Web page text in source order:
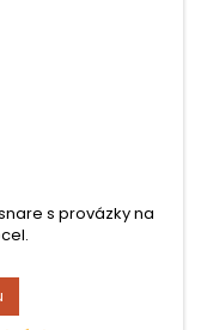
s provázky na